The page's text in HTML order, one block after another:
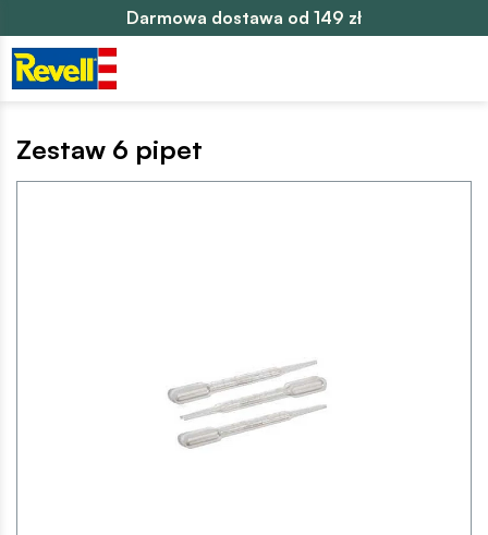
Darmowa dostawa od 149 zł
Zestaw 6 pipet